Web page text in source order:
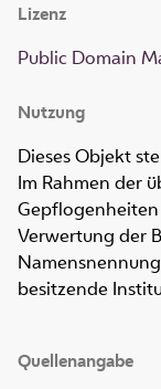
Lizenz
Public Domain
Nutzung
Dieses Objekt
Im Rahmen der
Verwertung der
besitzende
Quellenangabe